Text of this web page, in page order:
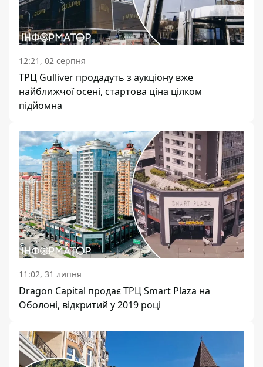
12:21, 02 серпня
ТРЦ Gulliver продадуть з аукціону вже
найближчої осені, стартова ціна цілком
підйомна
11:02, 31 липня
Dragon Capital продає ТРЦ Smart Plaza на
Оболоні, відкритий у 2019 році